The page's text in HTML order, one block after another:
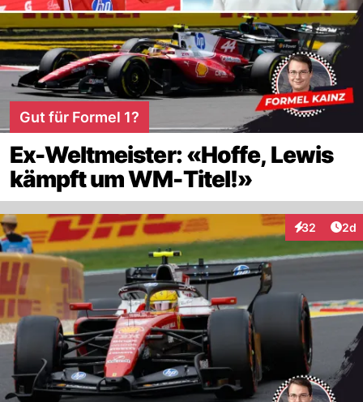
Gut für Formel 1?
Ex-Weltmeister: «Hoffe, Lewis
kämpft um WM-Titel!»
32
Interaktionen
2d